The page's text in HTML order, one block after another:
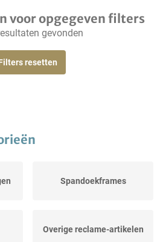
voor opgegeven filters
gevonden
resetten
Spandoekframes
Overige reclame-artikelen